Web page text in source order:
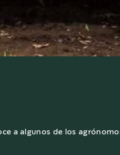
a algunos de los